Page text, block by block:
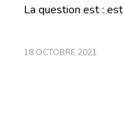
La question est :
18 OCTOBRE 2021